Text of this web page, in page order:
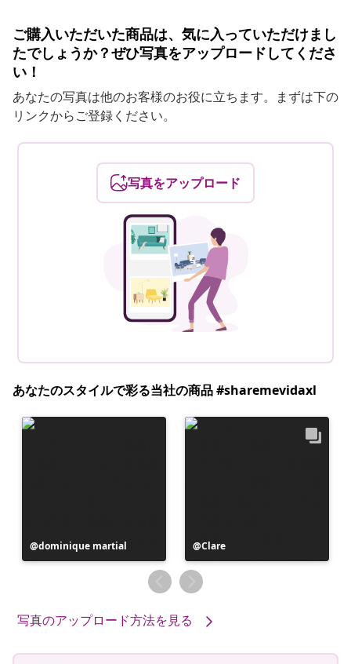
ご購入いただいた商品は、気に入っていただけまし
たでしょうか？ぜひ写真をアップロードしてくださ
い！
あなたの写真は他のお客様のお役に立ちます。まずは下の
リンクからご登録ください。
写真をアップロード
あなたのスタイルで彩る当社の商品 #sharemevidaxl
投
稿
dominique martial
投
稿
者
Clare
写真のアップロード方法を見る